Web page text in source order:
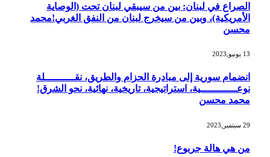
الصراع في لبنان: بين من سيبقي لبنان تحت (الوصاية
الأمريكية)، وبين من سيخرج لبنان من النفق الغربي!محمد
محسن
13 يونيو,2023
انضمام سورية إلى مبادرة الحزام والطريق، نقــــــــــلة
نوعــــــــــــية، استراتيجية، تاريخية، نهائية، نحو الشرق!
محمد محسن
29 سبتمبر,2023
من هي هالة جربوع!